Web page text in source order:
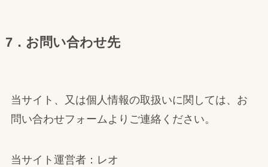
7．お問い合わせ先
当サイト、又は個人情報の取扱いに関しては、お
問い合わせフォームよりご連絡ください。
当サイト運営者：レオ